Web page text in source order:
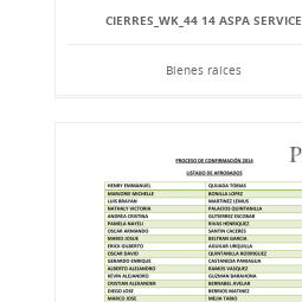
CIERRES_WK_44 14 ASPA SERVICE
Bienes raíces